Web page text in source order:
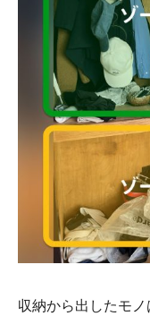
収納から出したモ